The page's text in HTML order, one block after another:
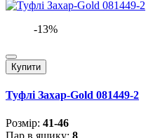
-13%
Купити
Туфлі Захар-Gold 081449-2
Розмiр: 41-46
Пар в ящику: 8